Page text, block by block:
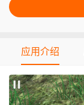
应用介绍